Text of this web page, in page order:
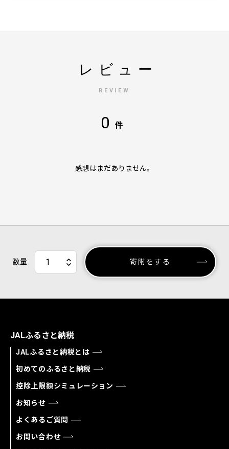
レビュー
REVIEW
0 件
感想はまだありません。
数量 寄附をする
JALふるさと納税
JALふるさと納税とは
初めてのふるさと納税
控除上限額シミュレーション
お知らせ
よくあるご質問
お問い合わせ